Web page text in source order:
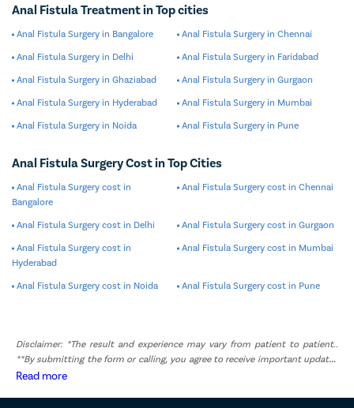
धागा ठेवला जातो, जो नंतर एकत्र बांधला जातो. धागा प्रभावित ऊतक
काढून टाकतो आणि एका आठवड्यानंतर बदलला जातो.
Anal Fistula Treatment in Top cities
Anal Fistula Surgery in Bangalore Anal Fistula Surgery in Chennai
Anal Fistula Surgery in Delhi Anal Fistula Surgery in Faridabad
Anal Fistula Surgery in Ghaziabad Anal Fistula Surgery in Gurgaon
Anal Fistula Surgery in Hyderabad Anal Fistula Surgery in Mumbai
Anal Fistula Surgery in Noida Anal Fistula Surgery in Pune
Anal Fistula Surgery Cost in Top Cities
Anal Fistula Surgery cost in
Bangalore
Anal Fistula Surgery cost in Chennai
Anal Fistula Surgery cost in Delhi Anal Fistula Surgery cost in Gurgaon
Anal Fistula Surgery cost in
Hyderabad
Anal Fistula Surgery cost in Mumbai
Anal Fistula Surgery cost in Noida Anal Fistula Surgery cost in Pune
Disclaimer: *The result and experience may vary from patient to patient..
**By submitting the form or calling, you agree to receive important updates
and marketing communications.
Read more